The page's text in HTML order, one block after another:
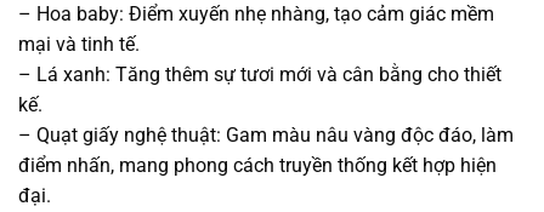
– Hoa baby: Điểm xuyến nhẹ nhàng, tạo cảm giác mềm
mại và tinh tế.
– Lá xanh: Tăng thêm sự tươi mới và cân bằng cho thiết
kế.
– Quạt giấy nghệ thuật: Gam màu nâu vàng độc đáo, làm
điểm nhấn, mang phong cách truyền thống kết hợp hiện
đại.